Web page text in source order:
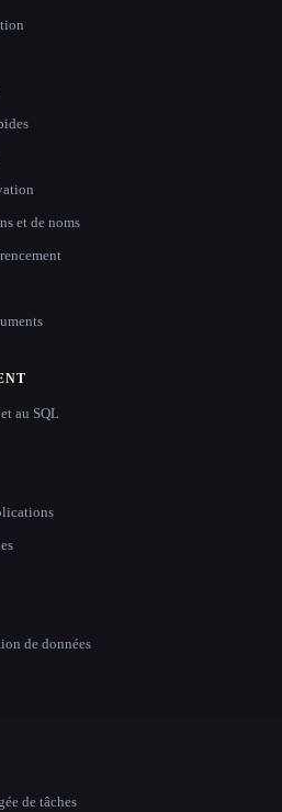
et de noms
au SQL
de données
de tâches